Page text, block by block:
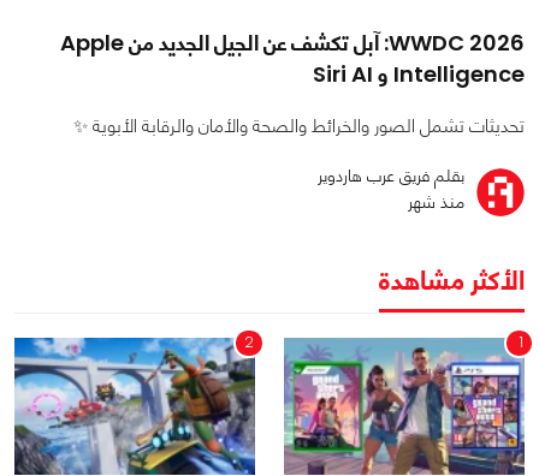
WWDC 2026: آبل تكشف عن الجيل الجديد من Apple
Intelligence و Siri AI
تحديثات تشمل الصور والخرائط والصحة والأمان والرقابة الأبوية ✨
بقلم فريق عرب هاردوير
منذ شهر
الأكثر مشاهدة
1
2